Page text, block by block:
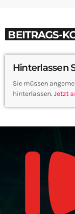
BEITRAGS-
Hinterlassen
Sie müssen
hinterlassen. Jetzt